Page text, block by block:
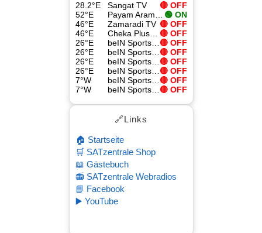
28.2°E Sangat TV
🔴 OFF
52°E
🟢 ON
46°E
Zamaradi TV 🔴 OFF
46°E
Cheka Plus TV
🔴 OFF
26°E
beIN Sports Xtra 8 🔴 OFF
26°E
beIN Sports Xtra 1 HD 🔴 OFF
26°E
beIN Sports Xtra 9 🔴 OFF
26°E
beIN Sports HD 🔴 OFF
7°W
beIN Sports Xtra 4 🔴 OFF
7°W
beIN Sports Xtra 1 HD 🔴 OFF
🔗Links
🏠 Startseite
🛒 SATzentrale Shop
📖 Gästebuch
📻 SATzentrale Webradios
📘 Facebook
▶️ YouTube